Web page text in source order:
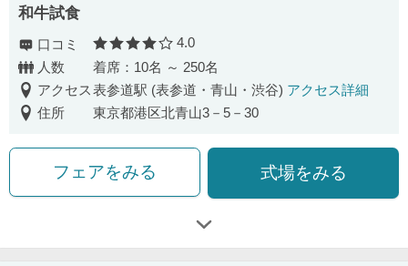
和牛試食
口コミ 口コミ評価
4.0
人数
着席：10名 ～ 250名
アクセス表参道駅 (表参道・青山・渋谷) アクセス詳細
住所
東京都港区北青山3－5－30
フェアをみる 式場をみる